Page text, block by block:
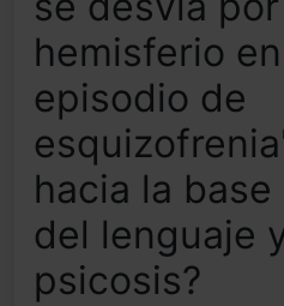
hemisferio
episodio de
hacia la
del lenguaje
psicosis?